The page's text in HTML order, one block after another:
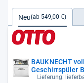
Neu(ab 549,00 €)
BAUKNECHT
Geschirrspüler
Maßgedecke,
Lieferung: